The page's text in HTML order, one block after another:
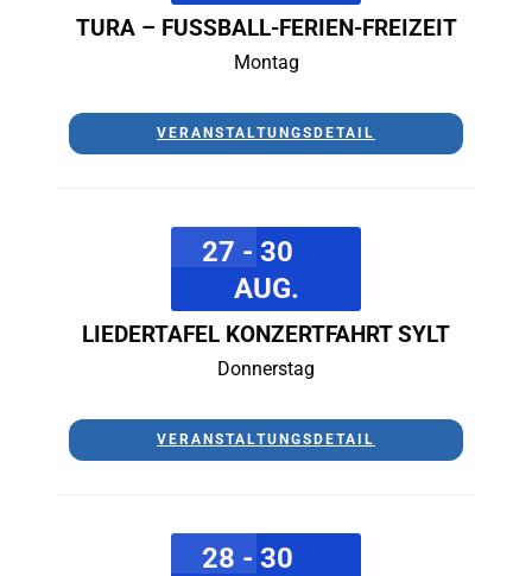
TURA – FUSSBALL-FERIEN-FREIZEIT
Montag
VERANSTALTUNGSDETAIL
27 - 30
AUG.
LIEDERTAFEL KONZERTFAHRT SYLT
Donnerstag
VERANSTALTUNGSDETAIL
28 - 30